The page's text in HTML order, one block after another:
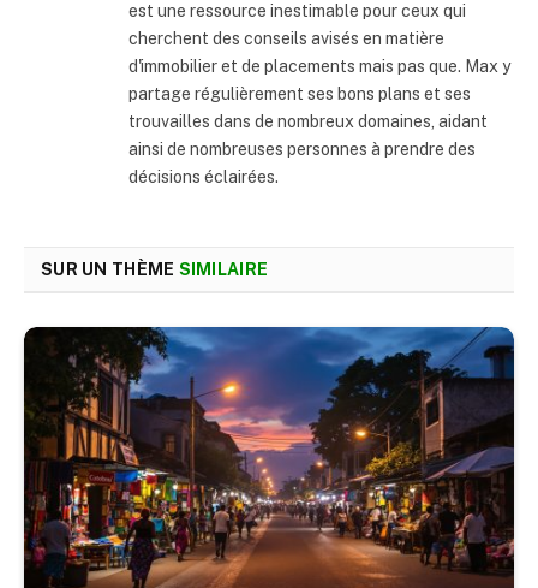
est une ressource inestimable pour ceux qui
cherchent des conseils avisés en matière
d'immobilier et de placements mais pas que. Max y
partage régulièrement ses bons plans et ses
trouvailles dans de nombreux domaines, aidant
ainsi de nombreuses personnes à prendre des
décisions éclairées.
SUR UN THÈME SIMILAIRE